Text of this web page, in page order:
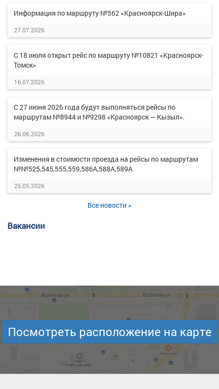
Информация по маршруту №562 «Красноярск-Шира»
27.07.2026
С 18 июля открыт рейс по маршруту №10821 «Красноярск-
Томск»
16.07.2026
С 27 июня 2026 года будут выполняться рейсы по
маршрутам №8944 и №9298 «Красноярск — Кызыл».
26.06.2026
Изменения в стоимости проезда на рейсы по маршрутам
№№525,545,555,559,586А,588А,589А
25.05.2026
Все новости »
Вакансии
Посмотреть расположение на карте